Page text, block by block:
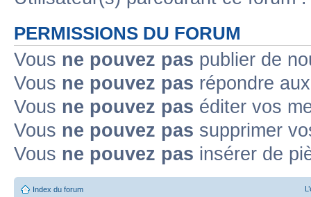
PERMISSIONS DU FORUM
Vous ne pouvez pas publier de
Vous ne pouvez pas répondre
Vous ne pouvez pas éditer vos
Vous ne pouvez pas supprimer
Vous ne pouvez pas insérer de
Index du forum